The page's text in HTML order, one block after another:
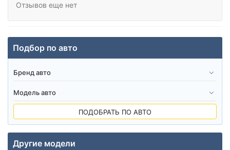
Отзывов еще нет
Подбор по авто
ПОДОБРАТЬ ПО АВТО
Другие модели